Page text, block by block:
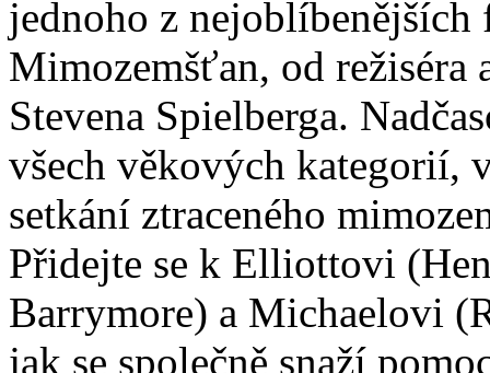
jednoho z
Mimozemšťan, od režiséra
Stevena Spielberga.
všech věkových kategorií,
setkání ztraceného
Přidejte se k Elliottovi
Barrymore) a Michaelovi
jak se společně snaží